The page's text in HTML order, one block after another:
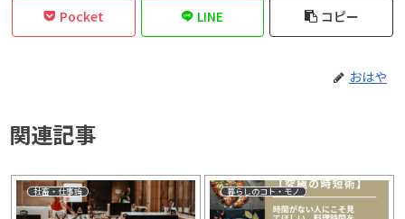
Pocket LINE コピー
おはや
関連記事
社畜・仕事論 暮らしのコト・モノ